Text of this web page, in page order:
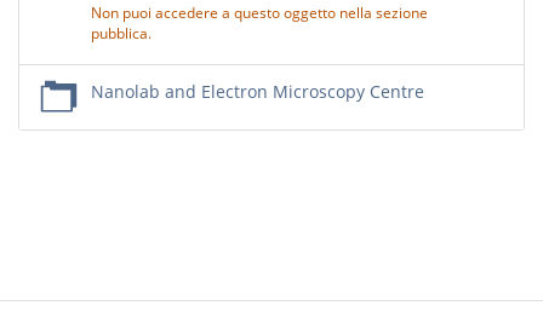
Non puoi accedere a questo oggetto nella sezione
pubblica.
Nanolab and Electron Microscopy Centre